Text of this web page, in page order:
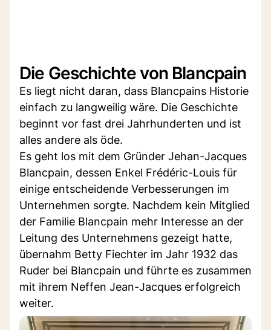
Die Geschichte von Blancpain
Es liegt nicht daran, dass Blancpains Historie
einfach zu langweilig wäre. Die Geschichte
beginnt vor fast drei Jahrhunderten und ist
alles andere als öde.
Es geht los mit dem Gründer Jehan-Jacques
Blancpain, dessen Enkel Frédéric-Louis für
einige entscheidende Verbesserungen im
Unternehmen sorgte. Nachdem kein Mitglied
der Familie Blancpain mehr Interesse an der
Leitung des Unternehmens gezeigt hatte,
übernahm Betty Fiechter im Jahr 1932 das
Ruder bei Blancpain und führte es zusammen
mit ihrem Neffen Jean-Jacques erfolgreich
weiter.